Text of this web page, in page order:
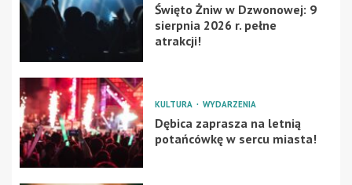
Święto Żniw w Dzwonowej: 9
sierpnia 2026 r. pełne
atrakcji!
KULTURA WYDARZENIA
Dębica zaprasza na letnią
potańcówkę w sercu miasta!